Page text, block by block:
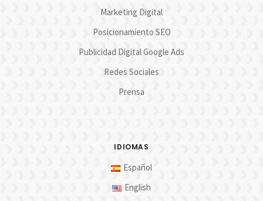
Marketing Digital
Posicionamiento SEO
Publicidad Digital Google Ads
Redes Sociales
Prensa
IDIOMAS
Español
English